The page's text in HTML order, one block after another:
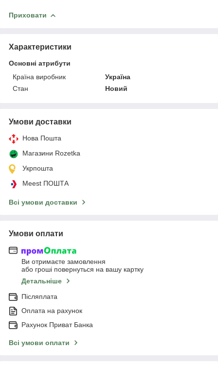
Приховати
Характеристики
Основні атрибути
Країна виробник
Україна
Стан
Новий
Умови доставки
Нова Пошта
Магазини Rozetka
Укрпошта
Meest ПОШТА
Всі умови доставки
Умови оплати
Ви отримаєте замовлення
або гроші повернуться на вашу картку
Детальніше
Післяплата
Оплата на рахунок
Рахунок Приват Банка
Всі умови оплати